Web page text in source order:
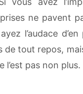
ne pavent
l’audace
de tout repos,
l’est pas non plus.